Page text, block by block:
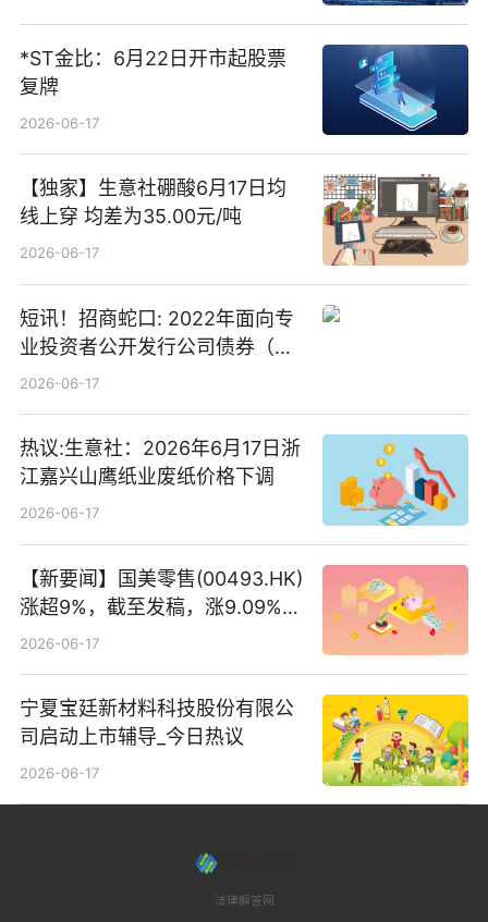
*ST金比：6月22日开市起股票
复牌
2026-06-17
【独家】生意社硼酸6月17日均
线上穿 均差为35.00元/吨
2026-06-17
短讯！招商蛇口: 2022年面向专
业投资者公开发行公司债券（第
二期）（品种二）2026年付息公
2026-06-17
热议:生意社：2026年6月17日浙
江嘉兴山鹰纸业废纸价格下调
2026-06-17
【新要闻】国美零售(00493.HK)
涨超9%，截至发稿，涨9.09%，
报0.012港元，成交额37.26万港
2026-06-17
宁夏宝廷新材料科技股份有限公
司启动上市辅导_今日热议
2026-06-17
法律解答网